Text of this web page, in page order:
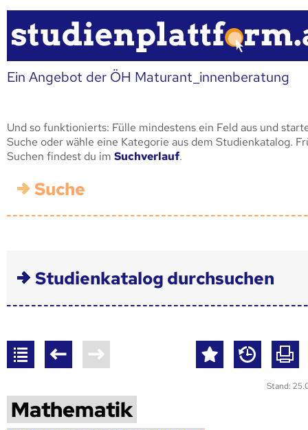
Ein Angebot der ÖH Maturant_innenberatung
Und so funktionierts: Fülle mindestens ein Feld aus und
Suche oder wähle eine Kategorie aus dem Studienkatalog.
Suchen findest du im Suchverlauf.
Suche
Studienkatalog durchsuchen
Stand:
Mathematik